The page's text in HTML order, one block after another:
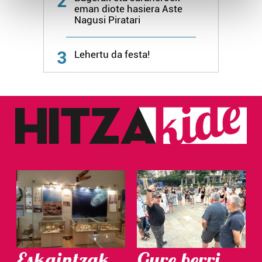
and set your preferences in thedetails section
Guk eta gure bazkideek zure datu pertsonalak
prozesatzen ditugu, zure IP zenbakia, besteak beste,
neurtzeko, jendeari buruzko informazioa biltzeko eta
produktuak garatzeko. Zure datuak nork eta zertarako
erabiltzen dituen hauta dezakezu.
bazkideen zerrenda, beren ustez zein helburutarako
duten interes legitimoa eta horren aurka nola egin
dezakezun ikusteko.
Lortu zure datu pertsonalak prozesatzeko moduari
buruzko informazio gehiago eta ezarri zure lehentasunak
eman diote hasiera Aste
Nagusi Piratari
3 Lehertu da festa!